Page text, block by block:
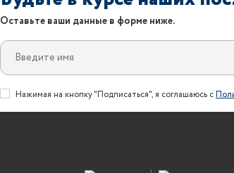
Оставьте ваши данные в форме ниже.
Нажимая на кнопку "Подписаться", я соглашаюсь с